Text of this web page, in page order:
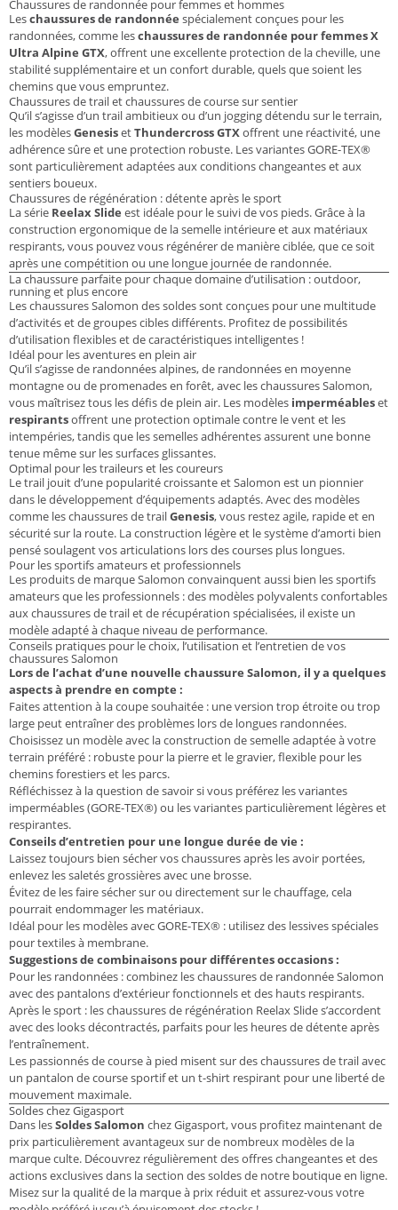
Chaussures de randonnée pour femmes et hommes
Leschaussures de randonnée spécialement conçues pour les
randonnées, comme leschaussures de randonnée pour femmes X
Ultra Alpine GTX, offrent une excellente protection de la cheville, une
stabilité supplémentaire et un confort durable, quels que soient les
chemins que vous empruntez.
Chaussures de trail et chaussures de course sur sentier
Qu’il s’agisse d’un trail ambitieux ou d’un jogging détendu sur le terrain,
les modèlesGenesisetThundercross GTXoffrent une réactivité, une
adhérence sûre et une protection robuste. Les variantes GORE-TEX®
sont particulièrement adaptées aux conditions changeantes et aux
sentiers boueux.
Chaussures de régénération : détente après le sport
La série Reelax Slide est idéale pour le suivi de vos pieds. Grâce à la
construction ergonomique de la semelle intérieure et aux matériaux
respirants, vous pouvez vous régénérer de manière ciblée, que ce soit
après une compétition ou une longue journée de randonnée.
La chaussure parfaite pour chaque domaine d’utilisation : outdoor,
running et plus encore
Les chaussures Salomon des soldes sont conçues pour une multitude
d’activités et de groupes cibles différents. Profitez de possibilités
d’utilisation flexibles et de caractéristiques intelligentes !
Idéal pour les aventures en plein air
Qu’il s’agisse de randonnées alpines, de randonnées en moyenne
montagne ou de promenades en forêt, avec les chaussures Salomon,
vous maîtrisez tous les défis de plein air. Les modèles imperméableset
respirantsoffrent une protection optimale contre le vent et les
intempéries, tandis que les semelles adhérentes assurent une bonne
tenue même sur les surfaces glissantes.
Optimal pour les traileurs et les coureurs
Le trail jouit d’une popularité croissante et Salomon est un pionnier
dans le développement d’équipements adaptés. Avec des modèles
comme les chaussures de trailGenesis, vous restez agile, rapide et en
sécurité sur la route. La construction légère et le système d’amorti bien
pensé soulagent vos articulations lors des courses plus longues.
Pour les sportifs amateurs et professionnels
Les produits de marque Salomon convainquent aussi bien les sportifs
amateurs que les professionnels : des modèles polyvalents confortables
aux chaussures de trail et de récupération spécialisées, il existe un
modèle adapté à chaque niveau de performance.
Conseils pratiques pour le choix, l’utilisation et l’entretien de vos
chaussures Salomon
Lors de l’achat d’une nouvelle chaussure Salomon, il y a quelques
aspects à prendre en compte :
Faites attention à la coupe souhaitée : une version trop étroite ou trop
large peut entraîner des problèmes lors de longues randonnées.
Choisissez un modèle avec la construction de semelle adaptée à votre
terrain préféré : robuste pour la pierre et le gravier, flexible pour les
chemins forestiers et les parcs.
Réfléchissez à la question de savoir si vous préférez les variantes
imperméables (GORE-TEX®) ou les variantes particulièrement légères et
respirantes.
Conseils d’entretien pour une longue durée de vie :
Laissez toujours bien sécher vos chaussures après les avoir portées,
enlevez les saletés grossières avec une brosse.
Évitez de les faire sécher sur ou directement sur le chauffage, cela
pourrait endommager les matériaux.
Idéal pour les modèles avec GORE-TEX® : utilisez des lessives spéciales
pour textiles à membrane.
Suggestions de combinaisons pour différentes occasions :
Pour les randonnées : combinez les chaussures de randonnée Salomon
avec des pantalons d’extérieur fonctionnels et des hauts respirants.
Après le sport : les chaussures de régénération Reelax Slide s’accordent
avec des looks décontractés, parfaits pour les heures de détente après
l’entraînement.
Les passionnés de course à pied misent sur des chaussures de trail avec
un pantalon de course sportif et un t-shirt respirant pour une liberté de
mouvement maximale.
Soldes chez Gigasport
Dans lesSoldes Salomon chez Gigasport, vous profitez maintenant de
prix particulièrement avantageux sur de nombreux modèles de la
marque culte. Découvrez régulièrement des offres changeantes et des
actions exclusives dans la section des soldes de notre boutique en ligne.
Misez sur la qualité de la marque à prix réduit et assurez-vous votre